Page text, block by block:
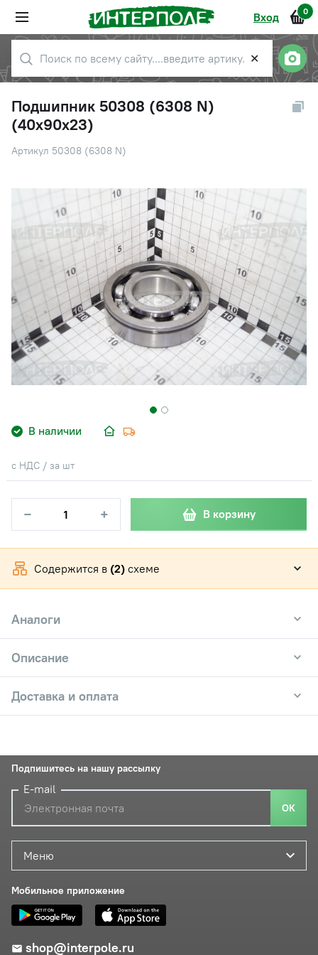
Вход 0
✕
Подшипник 50308 (6308 N)
(40х90х23)
Артикул 50308 (6308 N)
В наличии
с НДС / за шт
− + В корзину
Содержится в (2) схеме
Аналоги
Описание
Доставка и оплата
Меню
Мобильное приложение
shop@interpole.ru
Подпишитесь на нашу рассылку
E-mail
ОК